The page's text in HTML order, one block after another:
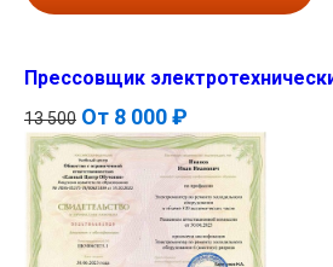
Прессовщик
13 500 От 8 000 ₽